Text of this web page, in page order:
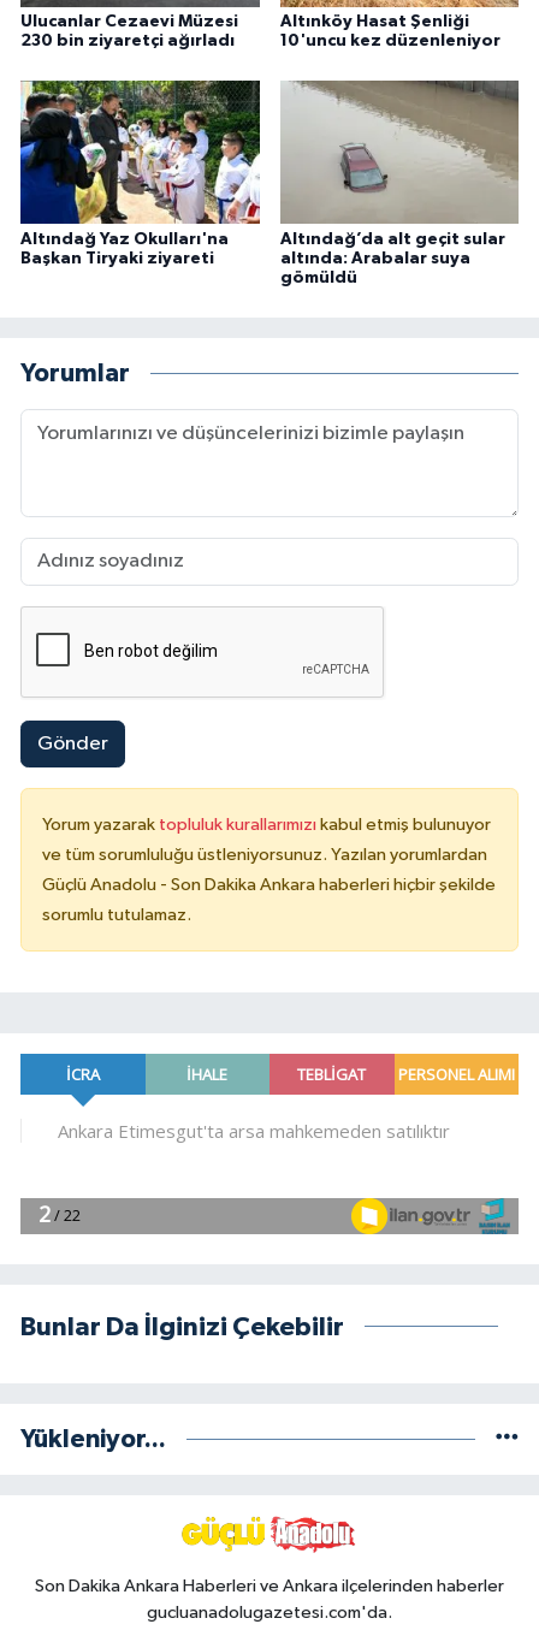
Ulucanlar Cezaevi Müzesi
230 bin ziyaretçi ağırladı
Altınköy Hasat Şenliği
10'uncu kez düzenleniyor
Altındağ Yaz Okulları'na
Başkan Tiryaki ziyareti
Altındağ’da alt geçit sular
altında: Arabalar suya
gömüldü
Yorumlar
Gönder
Yorum yazarak topluluk kurallarımızı kabul etmiş bulunuyor
ve tüm sorumluluğu üstleniyorsunuz. Yazılan yorumlardan
Güçlü Anadolu - Son Dakika Ankara haberleri hiçbir şekilde
sorumlu tutulamaz.
Bunlar Da İlginizi Çekebilir
Yükleniyor...
Son Dakika Ankara Haberleri ve Ankara ilçelerinden haberler
gucluanadolugazetesi.com'da.